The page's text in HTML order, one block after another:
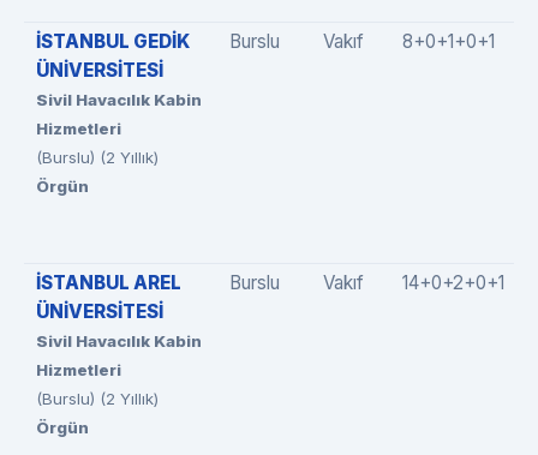
İSTANBUL GEDİK
ÜNİVERSİTESİ
Sivil Havacılık Kabin
Hizmetleri
(Burslu) (2 Yıllık)
Örgün
Burslu Vakıf 8+0+1+0+1
İSTANBUL AREL
ÜNİVERSİTESİ
Sivil Havacılık Kabin
Hizmetleri
(Burslu) (2 Yıllık)
Örgün
Burslu Vakıf 14+0+2+0+1